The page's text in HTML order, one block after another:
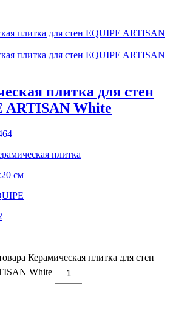
плитка для стен
ARTISAN White
плитка
см
Керамическая плитка для стен
White